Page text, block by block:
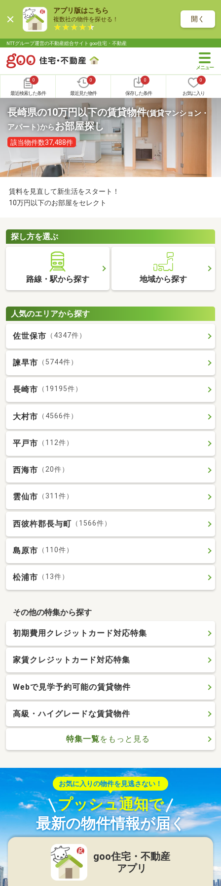
アプリ版はこちら
複数社の物件を探せる！ 開く
NTTグループ運営の不動産総合サイト goo住宅・不動産
0
最近検索した条件
0
最近見た物件
0
保存した条件
0
お気に入り
長崎県の10万円以下の賃貸物件(賃貸マンション・
アパート)からお部屋探し
該当物件数37,488件
賃料を見直して新生活をスタート！
10万円以下のお部屋をセレクト
探し方を選ぶ
路線・駅から探す 地域から探す
人気のエリアから探す
佐世保市 （4347件）
諫早市 （5744件）
長崎市 （19195件）
大村市 （4566件）
平戸市 （112件）
西海市 （20件）
雲仙市 （311件）
西彼杵郡長与町 （1566件）
島原市 （110件）
松浦市 （13件）
その他の特集から探す
初期費用クレジットカード対応特集
家賃クレジットカード対応特集
Webで見学予約可能の賃貸物件
高級・ハイグレードな賃貸物件
特集一覧をもっと見る
お気に入りの物件を見逃さない！
プッシュ通知で
最新の物件情報が届く
goo住宅・不動産
アプリ